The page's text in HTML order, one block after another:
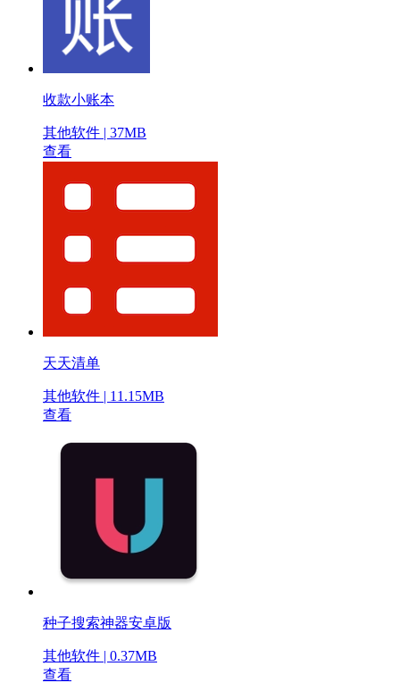
收款小账本
其他软件 | 37MB
查看
天天清单
其他软件 | 11.15MB
查看
种子搜索神器安卓版
其他软件 | 0.37MB
查看